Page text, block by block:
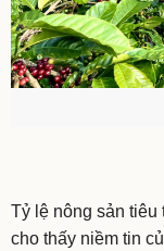
Tỷ lệ nông sản tiêu
cho thấy niềm tin